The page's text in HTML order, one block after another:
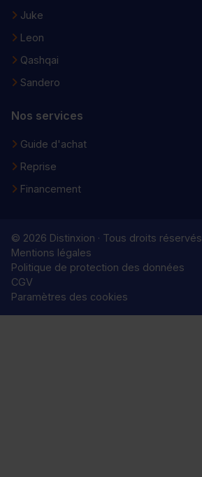
Juke
Leon
Qashqai
Sandero
Nos services
Guide d'achat
Reprise
Financement
© 2026 Distinxion · Tous droits réservés
Mentions légales
Politique de protection des données
CGV
Paramètres des cookies